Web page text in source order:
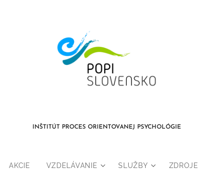
INŠTITÚT PROCES ORIENTOVANEJ PSYCHOLÓGIE
AKCIE VZDELÁVANIE SLUŽBY ZDROJE